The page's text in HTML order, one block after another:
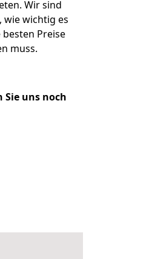
Wir sind
wie wichtig es
Preise
muss.
uns noch